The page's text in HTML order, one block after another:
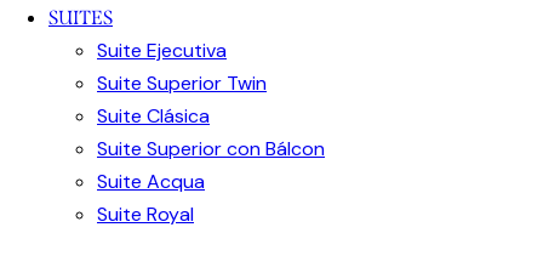
SUITES
Suite Ejecutiva
Suite Superior Twin
Suite Clásica
Suite Superior con Bálcon
Suite Acqua
Suite Royal